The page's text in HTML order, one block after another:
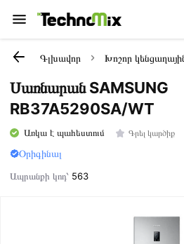
Գլխավոր Խոշոր
Սառնարան SAMSUNG
RB37A5290SA/WT
Առկա է պահեստում Գրել կարծիք
Օրիգինալ
Ապրանքի կոդ՝ 563